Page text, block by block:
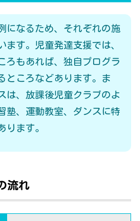
になるため、それぞれの施
ます。児童発達支援では、
ろもあれば、独自プログラ
ところなどあります。ま
は、放課後児童クラブのよ
塾、運動教室、ダンスに特
ります。
流れ